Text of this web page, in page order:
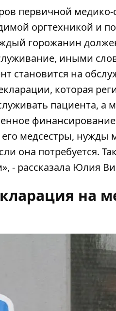
первичной
оргтехникой и
горожанин
иными
становится на
которая
пациента, а
его медсестры,
она потребуется.
- рассказала Юлия
на